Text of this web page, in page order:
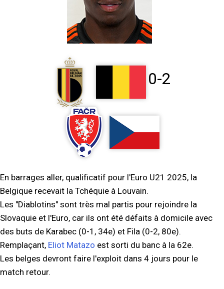
0-2
En barrages aller, qualificatif pour l'Euro U21 2025, la
Belgique recevait la Tchéquie à Louvain.
Les "Diablotins" sont très mal partis pour rejoindre la
Slovaquie et l'Euro, car ils ont été défaits à domicile avec
des buts de Karabec (0-1, 34e) et Fila (0-2, 80e).
Remplaçant, Eliot Matazo est sorti du banc à la 62e.
Les belges devront faire l'exploit dans 4 jours pour le
match retour.